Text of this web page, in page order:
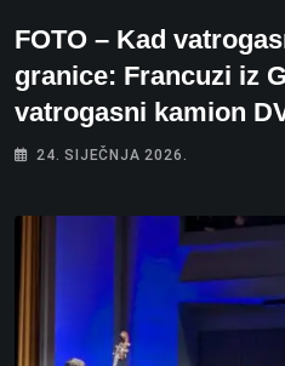
FOTO – Kad
granice: Francuzi iz
vatrogasni kamion
24. SIJEČNJA 2026.